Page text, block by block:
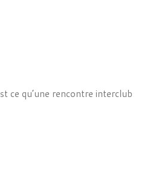
ce qu’une rencontre interclub